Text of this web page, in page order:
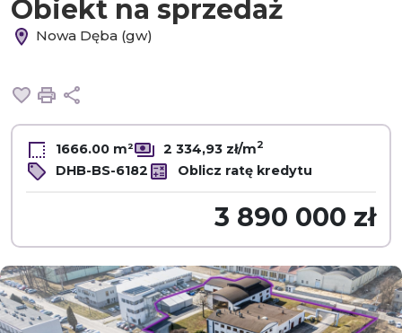
Obiekt na sprzedaż
Nowa Dęba (gw)
Dodaj do ulubionych
Drukuj
1666.00 m² 2 334,93 zł/m2
DHB-BS-6182 Oblicz ratę kredytu
3 890 000 zł